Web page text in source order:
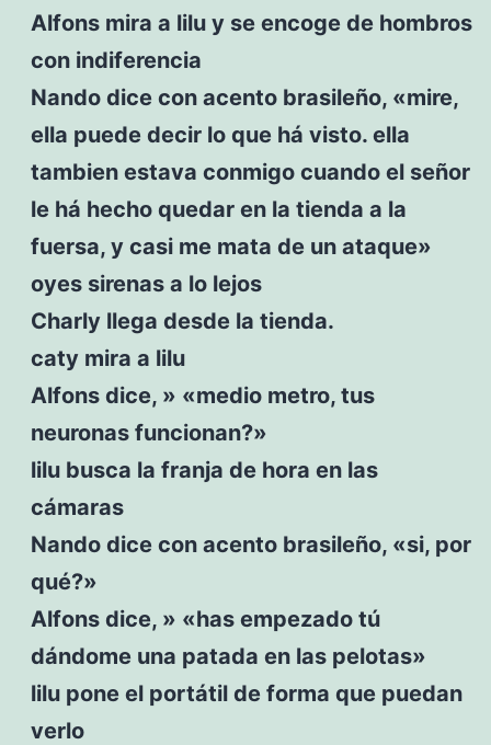
Alfons mira a lilu y se encoge de hombros
con indiferencia
Nando dice con acento brasileño, «mire,
ella puede decir lo que há visto. ella
tambien estava conmigo cuando el señor
le há hecho quedar en la tienda a la
fuersa, y casi me mata de un ataque»
oyes sirenas a lo lejos
Charly llega desde la tienda.
caty mira a lilu
Alfons dice, » «medio metro, tus
neuronas funcionan?»
lilu busca la franja de hora en las
cámaras
Nando dice con acento brasileño, «si, por
qué?»
Alfons dice, » «has empezado tú
dándome una patada en las pelotas»
lilu pone el portátil de forma que puedan
verlo